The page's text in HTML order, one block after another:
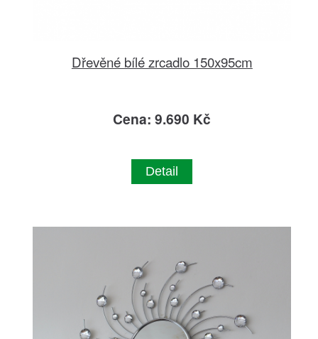
Dřevěné bílé zrcadlo 150x95cm
Cena: 9.690 Kč
Detail